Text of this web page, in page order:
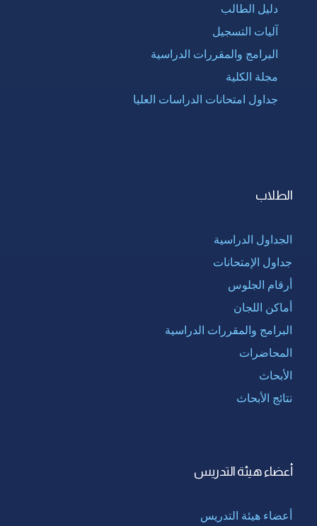
دليل الطالب
آليات التسجيل
البرامج والمقررات الدراسية
مجلة الكلية
جداول امتحانات الدراسات العليا
الطلاب
الجداول الدراسية
جداول الإمتحانات
أرقام الجلوس
أماكن اللجان
البرامج والمقررات الدراسية
المحاضرات
الأبحاث
نتائج الأبحاث
أعضاء هيئة التدريس
أعضاء هيئة التدريس